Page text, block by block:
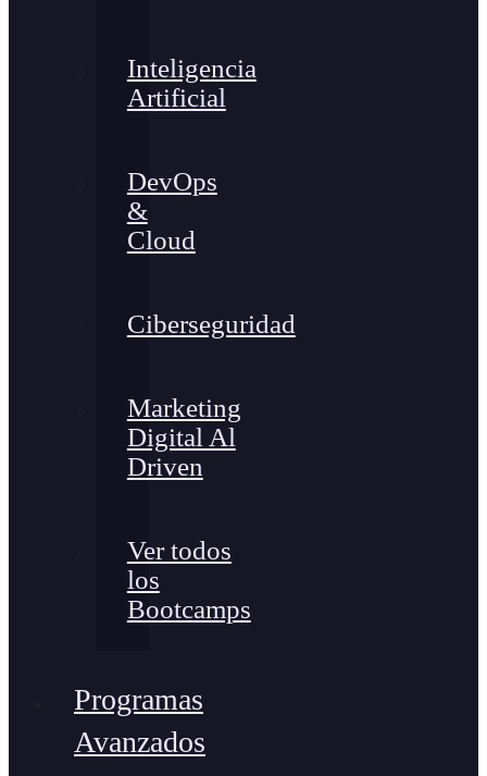
Inteligencia
Artificial
DevOps
&
Cloud
Ciberseguridad
Marketing
Digital Al
Driven
Ver todos
los
Bootcamps
Programas
Avanzados